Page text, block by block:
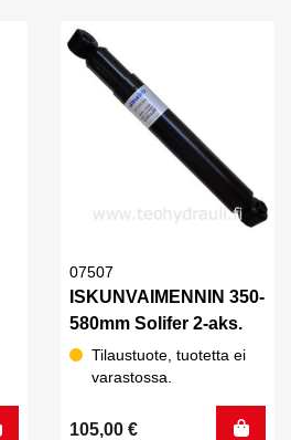
07507
ISKUNVAIMENNIN 350-
580mm Solifer 2-aks.
Tilaustuote, tuotetta ei
varastossa.
105,00 €